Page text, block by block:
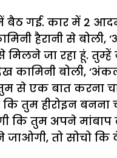
बैठ गई. कार में 2
हैरानी से
जा रहा हूं.
कामिनी बोली,
से एक बात करना
हीरोइन बनना
कि तुम अपने
जाओगी, तो सोचो